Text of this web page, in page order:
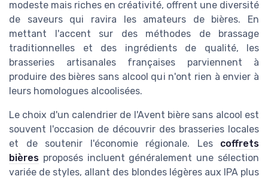
modeste mais riches en créativité, offrent une diversité
de saveurs qui ravira les amateurs de bières. En
mettant l'accent sur des méthodes de brassage
traditionnelles et des ingrédients de qualité, les
brasseries artisanales françaises parviennent à
produire des bières sans alcool qui n'ont rien à envier à
leurs homologues alcoolisées.
Le choix d'un calendrier de l'Avent bière sans alcool est
souvent l'occasion de découvrir des brasseries locales
et de soutenir l'économie régionale. Les coffrets
bières proposés incluent généralement une sélection
variée de styles, allant des blondes légères aux IPA plus